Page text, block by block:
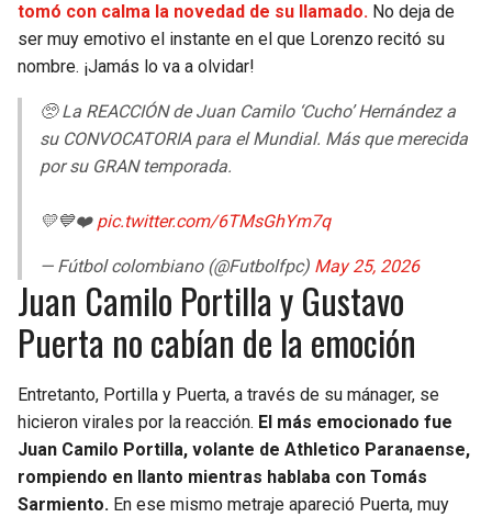
tomó con calma la novedad de su llamado. No deja de
ser muy emotivo el instante en el que Lorenzo recitó su
nombre. ¡Jamás lo va a olvidar!
🥺 La REACCIÓN de Juan Camilo ‘Cucho’ Hernández a
su CONVOCATORIA para el Mundial. Más que merecida
por su GRAN temporada.
💛💙❤️ pic.twitter.com/6TMsGhYm7q
— Fútbol colombiano (@Futbolfpc) May 25, 2026
Juan Camilo Portilla y Gustavo
Puerta no cabían de la emoción
Entretanto, Portilla y Puerta, a través de su mánager, se
hicieron virales por la reacción. El más emocionado fue
Juan Camilo Portilla, volante de Athletico Paranaense,
rompiendo en llanto mientras hablaba con Tomás
Sarmiento. En ese mismo metraje apareció Puerta, muy